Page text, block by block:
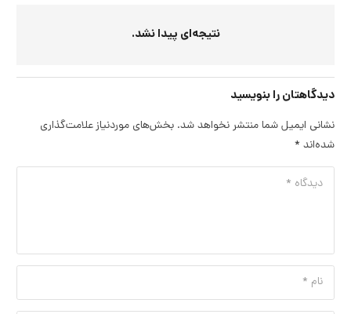
نتیجه‌ای پیدا نشد.
دیدگاهتان را بنویسید
نشانی ایمیل شما منتشر نخواهد شد. بخش‌های موردنیاز علامت‌گذاری
شده‌اند *